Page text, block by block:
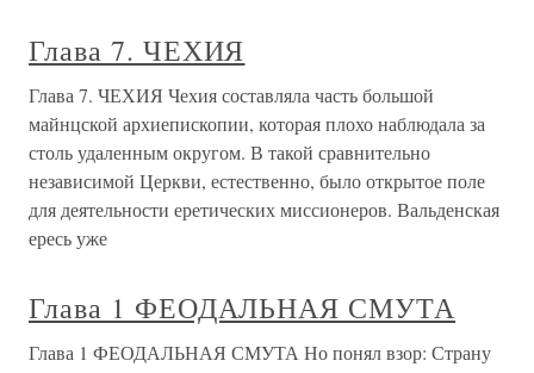
Глава 7. ЧЕХИЯ
Глава 7. ЧЕХИЯ Чехия составляла часть большой
майнцской архиепископии, которая плохо наблюдала за
столь удаленным округом. В такой сравнительно
независимой Церкви, естественно, было открытое поле
для деятельности еретических миссионеров. Вальденская
ересь уже
Глава 1 ФЕОДАЛЬНАЯ СМУТА
Глава 1 ФЕОДАЛЬНАЯ СМУТА Но понял взор: Страну